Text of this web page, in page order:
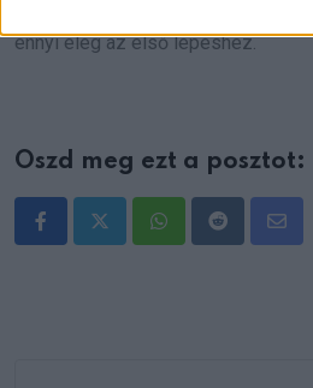
ennyi elég az első lépéshez.
Oszd meg ezt a posztot:
WhatsappRedditShare